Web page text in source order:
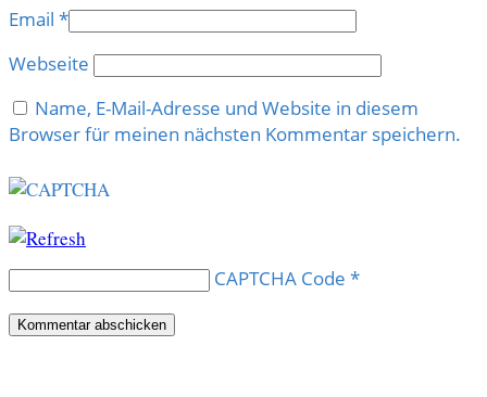
Email *
Webseite
Name, E-Mail-Adresse und Website in diesem
Browser für meinen nächsten Kommentar speichern.
CAPTCHA Code *